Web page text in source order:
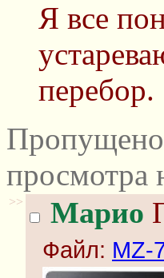
Я все
перебор.
просмотра
>> Марио
Файл: MZ-